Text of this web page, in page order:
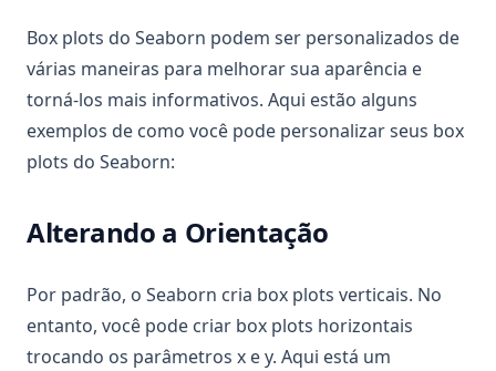
Box plots do Seaborn podem ser personalizados de
várias maneiras para melhorar sua aparência e
torná-los mais informativos. Aqui estão alguns
exemplos de como você pode personalizar seus box
plots do Seaborn:
Alterando a Orientação
Por padrão, o Seaborn cria box plots verticais. No
entanto, você pode criar box plots horizontais
trocando os parâmetros x e y. Aqui está um